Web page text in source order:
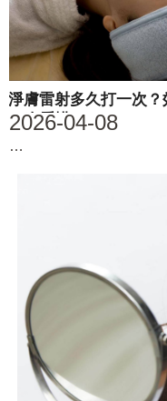
淨膚雷射多久打一次
一次看懂
2026-04-08
…